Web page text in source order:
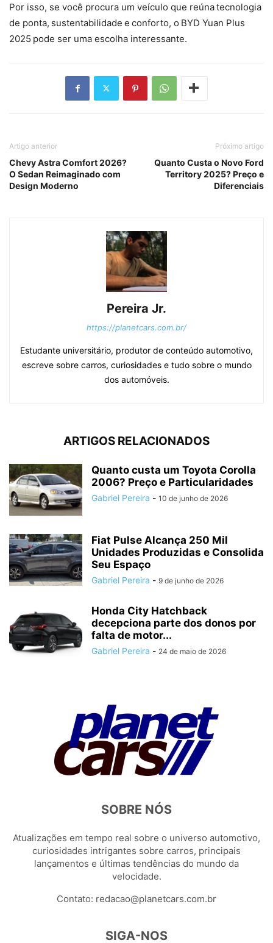
Por isso, se você procura um veículo que reúna tecnologia
de ponta, sustentabilidade e conforto, o BYD Yuan Plus
2025 pode ser uma escolha interessante.
Artigo anterior
Chevy Astra Comfort 2026?
O Sedan Reimaginado com
Design Moderno
Próximo artigo
Quanto Custa o Novo Ford
Territory 2025? Preço e
Diferenciais
Pereira Jr.
https://planetcars.com.br/
Estudante universitário, produtor de conteúdo automotivo,
escreve sobre carros, curiosidades e tudo sobre o mundo
dos automóveis.
ARTIGOS RELACIONADOS
Quanto custa um Toyota Corolla
2006? Preço e Particularidades
Gabriel Pereira - 10 de junho de 2026
Fiat Pulse Alcança 250 Mil
Unidades Produzidas e Consolida
Seu Espaço
Gabriel Pereira - 9 de junho de 2026
Honda City Hatchback
decepciona parte dos donos por
falta de motor...
Gabriel Pereira - 24 de maio de 2026
SOBRE NÓS
Atualizações em tempo real sobre o universo automotivo,
curiosidades intrigantes sobre carros, principais
lançamentos e últimas tendências do mundo da
velocidade.
Contato: redacao@planetcars.com.br
SIGA-NOS